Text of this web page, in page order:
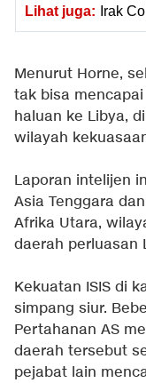
Lihat juga: Irak
Menurut Horne,
tak bisa
haluan ke Libya,
wilayah
Laporan intelijen
Asia Tenggara
Afrika Utara,
daerah perluasan
Kekuatan ISIS di
simpang siur.
Pertahanan AS
daerah tersebut
pejabat lain